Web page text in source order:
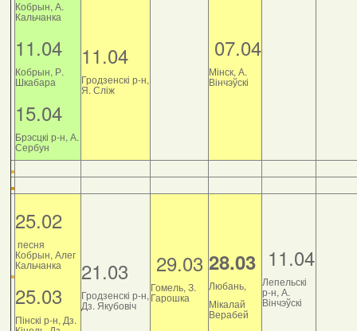
Кобрын, А.
Кальчанка
11.04
Кобрын, Р.
Шкабара
15.04
Брэсцкі р-н, А.
Сербун
11.04
Гродзенскі р-н,
Я. Сліж
07.04
Мінск, А.
Вінчэўскі
25.02
песня
Кобрын, Алег
Кальчанка
25.03
Пінскі р-н, Дз.
21.03
Гродзенскі р-н,
Дз. Якубовіч
29.03
Гомель, З.
Гарошка
28.03
Любань,
Мікалай
Верабей
11.04
Лепельскі
р-н, А.
Вінчэўскі